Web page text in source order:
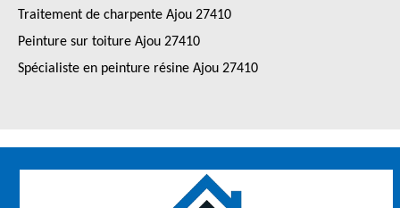
Traitement de charpente Ajou 27410
Peinture sur toiture Ajou 27410
Spécialiste en peinture résine Ajou 27410